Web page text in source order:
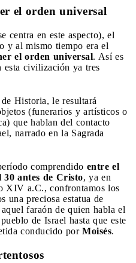
el orden universal
centra en este aspecto), el
y al mismo tiempo era el
el orden universal. Así es
esta civilización ya tres
Historia, le resultará
(funerarios y artísticos o
que hablan del contacto
narrado en la Sagrada
comprendido entre el
30 antes de Cristo, ya en
XIV a.C., confrontamos los
una preciosa estatua de
faraón de quien habla el
de Israel hasta que este
conducido porMoisés.